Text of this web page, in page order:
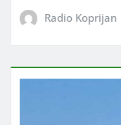
Radio Koprijan